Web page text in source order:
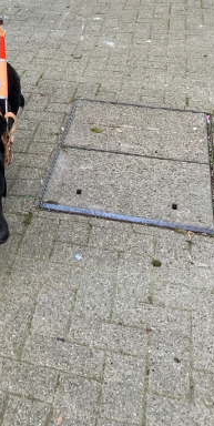
la série
contacter